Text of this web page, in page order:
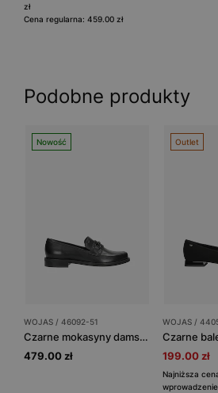
zł
Cena regularna: 459.00 zł
Podobne produkty
Nowość
WOJAS / 46092-51
Czarne mokasyny damskie z czarną ozdobą
479.00 zł
Outlet
WOJAS /
199.00 zł
Najniższa